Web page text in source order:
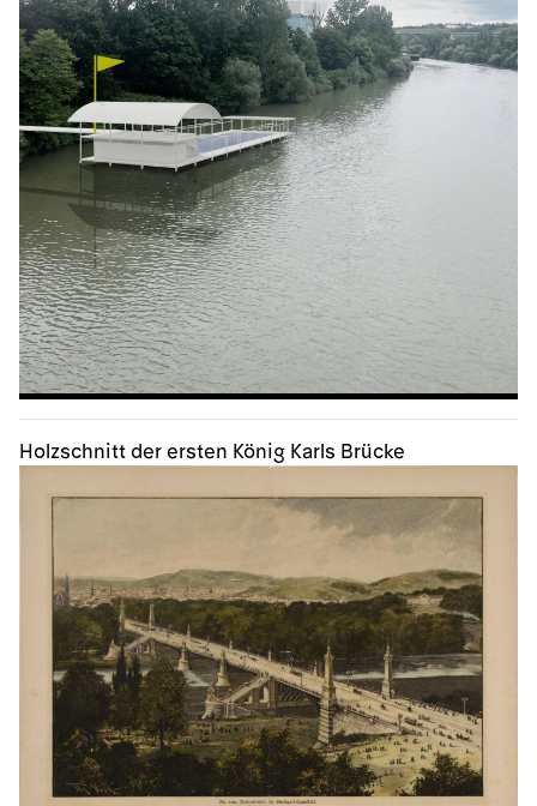
Holzschnitt der ersten König Karls Brücke